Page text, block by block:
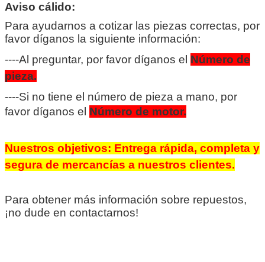
Aviso cálido:
Para ayudarnos a cotizar las piezas correctas, por
favor díganos la siguiente información:
----Al preguntar, por favor díganos el Número de
pieza.
----Si no tiene el número de pieza a mano, por
favor díganos el Número de motor.
Nuestros objetivos: Entrega rápida, completa y
segura de mercancías a nuestros clientes.
Para obtener más información sobre repuestos,
¡no dude en contactarnos!